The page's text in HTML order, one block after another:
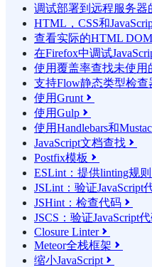
调试部署到远程服务器
HTML，CSS和
查看实际的HTML DOM
在Firefox中调试
使用覆盖率查找未使用
支持Flow静态类型检查
使用Grunt 
使用Gulp 
使用Handlebars和
JavaScript文档查找 
Postfix模板 
ESLint：提供linting规则
JSLint：验证JavaScript
JSHint：检查代码 
JSCS：验证JavaScript
Closure Linter
Meteor全栈框架 
缩小JavaScript 